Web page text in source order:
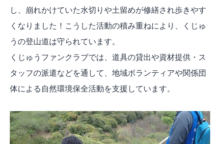
し、崩れかけていた水切りや土留めが修繕され歩きやす
くなりました！こうした活動の積み重ねにより、くじゅ
うの登山道は守られています。
くじゅうファンクラブでは、道具の貸出や資材提供・ス
タッフの派遣などを通して、地域ボランティアや関係団
体による自然環境保全活動を支援しています。